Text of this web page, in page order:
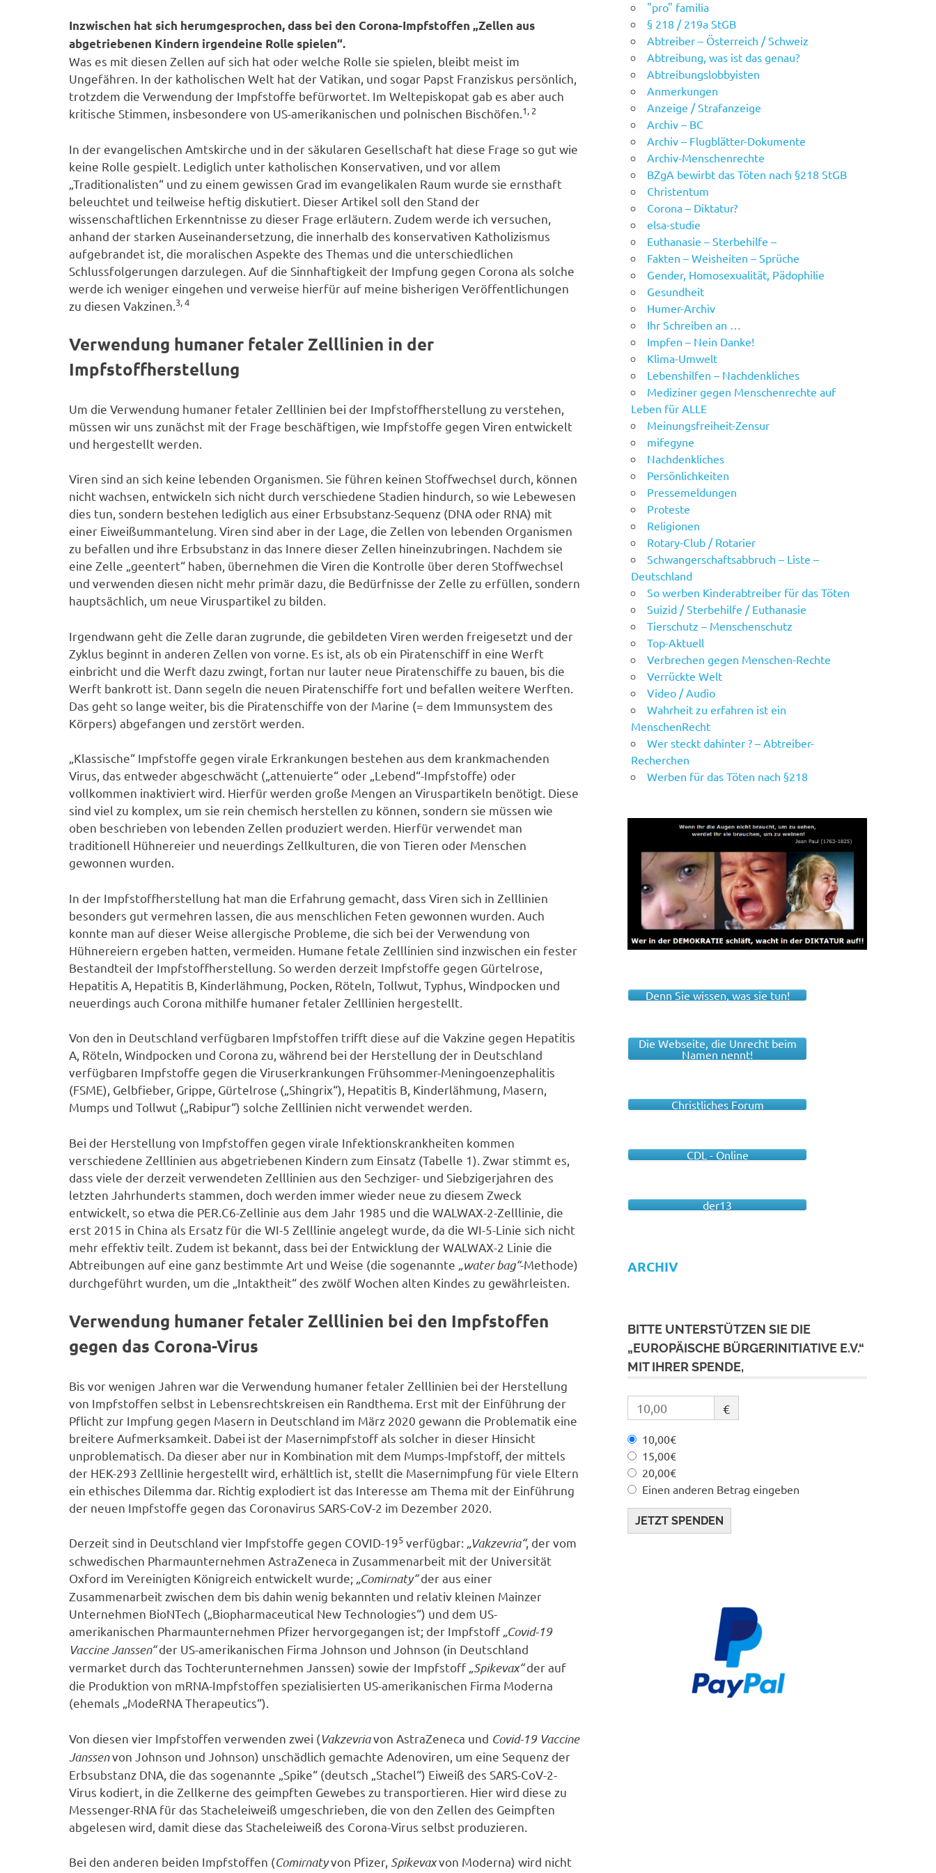
Inzwischen hat sich herumgesprochen, dass bei den Corona-Impfstoffen „Zellen aus
abgetriebenen Kindern irgendeine Rolle spielen“.
Was es mit diesen Zellen auf sich hat oder welche Rolle sie spielen, bleibt meist im
Ungefähren. In der katholischen Welt hat der Vatikan, und sogar Papst Franziskus persönlich,
trotzdem die Verwendung der Impfstoffe befürwortet. Im Weltepiskopat gab es aber auch
kritische Stimmen, insbesondere von US-amerikanischen und polnischen Bischöfen. 1, 2
In der evangelischen Amtskirche und in der säkularen Gesellschaft hat diese Frage so gut wie
keine Rolle gespielt. Lediglich unter katholischen Konservativen, und vor allem
„Traditionalisten“ und zu einem gewissen Grad im evangelikalen Raum wurde sie ernsthaft
beleuchtet und teilweise heftig diskutiert. Dieser Artikel soll den Stand der
wissenschaftlichen Erkenntnisse zu dieser Frage erläutern. Zudem werde ich versuchen,
anhand der starken Auseinandersetzung, die innerhalb des konservativen Katholizismus
aufgebrandet ist, die moralischen Aspekte des Themas und die unterschiedlichen
Schlussfolgerungen darzulegen. Auf die Sinnhaftigkeit der Impfung gegen Corona als solche
werde ich weniger eingehen und verweise hierfür auf meine bisherigen Veröffentlichungen
zu diesen Vakzinen.3, 4
Verwendung humaner fetaler Zelllinien in der
Impfstoffherstellung
Um die Verwendung humaner fetaler Zelllinien bei der Impfstoffherstellung zu verstehen,
müssen wir uns zunächst mit der Frage beschäftigen, wie Impfstoffe gegen Viren entwickelt
und hergestellt werden.
Viren sind an sich keine lebenden Organismen. Sie führen keinen Stoffwechsel durch, können
nicht wachsen, entwickeln sich nicht durch verschiedene Stadien hindurch, so wie Lebewesen
dies tun, sondern bestehen lediglich aus einer Erbsubstanz-Sequenz (DNA oder RNA) mit
einer Eiweißummantelung. Viren sind aber in der Lage, die Zellen von lebenden Organismen
zu befallen und ihre Erbsubstanz in das Innere dieser Zellen hineinzubringen. Nachdem sie
eine Zelle „geentert“ haben, übernehmen die Viren die Kontrolle über deren Stoffwechsel
und verwenden diesen nicht mehr primär dazu, die Bedürfnisse der Zelle zu erfüllen, sondern
hauptsächlich, um neue Viruspartikel zu bilden.
Irgendwann geht die Zelle daran zugrunde, die gebildeten Viren werden freigesetzt und der
Zyklus beginnt in anderen Zellen von vorne. Es ist, als ob ein Piratenschiff in eine Werft
einbricht und die Werft dazu zwingt, fortan nur lauter neue Piratenschiffe zu bauen, bis die
Werft bankrott ist. Dann segeln die neuen Piratenschiffe fort und befallen weitere Werften.
Das geht so lange weiter, bis die Piratenschiffe von der Marine (= dem Immunsystem des
Körpers) abgefangen und zerstört werden.
„Klassische“ Impfstoffe gegen virale Erkrankungen bestehen aus dem krankmachenden
Virus, das entweder abgeschwächt („attenuierte“ oder „Lebend“-Impfstoffe) oder
vollkommen inaktiviert wird. Hierfür werden große Mengen an Viruspartikeln benötigt. Diese
sind viel zu komplex, um sie rein chemisch herstellen zu können, sondern sie müssen wie
oben beschrieben von lebenden Zellen produziert werden. Hierfür verwendet man
traditionell Hühnereier und neuerdings Zellkulturen, die von Tieren oder Menschen
gewonnen wurden.
In der Impfstoffherstellung hat man die Erfahrung gemacht, dass Viren sich in Zelllinien
besonders gut vermehren lassen, die aus menschlichen Feten gewonnen wurden. Auch
konnte man auf dieser Weise allergische Probleme, die sich bei der Verwendung von
Hühnereiern ergeben hatten, vermeiden. Humane fetale Zelllinien sind inzwischen ein fester
Bestandteil der Impfstoffherstellung. So werden derzeit Impfstoffe gegen Gürtelrose,
Hepatitis A, Hepatitis B, Kinderlähmung, Pocken, Röteln, Tollwut, Typhus, Windpocken und
neuerdings auch Corona mithilfe humaner fetaler Zelllinien hergestellt.
Von den in Deutschland verfügbaren Impfstoffen trifft diese auf die Vakzine gegen Hepatitis
A, Röteln, Windpocken und Corona zu, während bei der Herstellung der in Deutschland
verfügbaren Impfstoffe gegen die Viruserkrankungen Frühsommer-Meningoenzephalitis
(FSME), Gelbfieber, Grippe, Gürtelrose („Shingrix“), Hepatitis B, Kinderlähmung, Masern,
Mumps und Tollwut („Rabipur“) solche Zelllinien nicht verwendet werden.
Bei der Herstellung von Impfstoffen gegen virale Infektionskrankheiten kommen
verschiedene Zelllinien aus abgetriebenen Kindern zum Einsatz (Tabelle 1). Zwar stimmt es,
dass viele der derzeit verwendeten Zelllinien aus den Sechziger- und Siebzigerjahren des
letzten Jahrhunderts stammen, doch werden immer wieder neue zu diesem Zweck
entwickelt, so etwa die PER.C6-Zellinie aus dem Jahr 1985 und die WALWAX-2-Zelllinie, die
erst 2015 in China als Ersatz für die WI-5 Zelllinie angelegt wurde, da die WI-5-Linie sich nicht
mehr effektiv teilt. Zudem ist bekannt, dass bei der Entwicklung der WALWAX-2 Linie die
Abtreibungen auf eine ganz bestimmte Art und Weise (die sogenannte „water bag“-Methode)
durchgeführt wurden, um die „Intaktheit“ des zwölf Wochen alten Kindes zu gewährleisten.
Verwendung humaner fetaler Zelllinien bei den Impfstoffen
gegen das Corona-Virus
Bis vor wenigen Jahren war die Verwendung humaner fetaler Zelllinien bei der Herstellung
von Impfstoffen selbst in Lebensrechtskreisen ein Randthema. Erst mit der Einführung der
Pflicht zur Impfung gegen Masern in Deutschland im März 2020 gewann die Problematik eine
breitere Aufmerksamkeit. Dabei ist der Masernimpfstoff als solcher in dieser Hinsicht
unproblematisch. Da dieser aber nur in Kombination mit dem Mumps-Impfstoff, der mittels
der HEK-293 Zelllinie hergestellt wird, erhältlich ist, stellt die Masernimpfung für viele Eltern
ein ethisches Dilemma dar. Richtig explodiert ist das Interesse am Thema mit der Einführung
der neuen Impfstoffe gegen das Coronavirus SARS-CoV-2 im Dezember 2020.
Derzeit sind in Deutschland vier Impfstoffe gegen COVID-195 verfügbar: „Vakzevria“, der vom
schwedischen Pharmaunternehmen AstraZeneca in Zusammenarbeit mit der Universität
Oxford im Vereinigten Königreich entwickelt wurde; „Comirnaty“der aus einer
Zusammenarbeit zwischen dem bis dahin wenig bekannten und relativ kleinen Mainzer
Unternehmen BioNTech („Biopharmaceutical New Technologies“) und dem US-
amerikanischen Pharmaunternehmen Pfizer hervorgegangen ist; der Impfstoff„Covid-19
Vaccine Janssen“der US-amerikanischen Firma Johnson und Johnson (in Deutschland
vermarket durch das Tochterunternehmen Janssen) sowie der Impfstoff„Spikevax“der auf
die Produktion von mRNA-Impfstoffen spezialisierten US-amerikanischen Firma Moderna
(ehemals „ModeRNA Therapeutics“).
Von diesen vier Impfstoffen verwenden zwei (Vakzevriavon AstraZeneca und Covid-19 Vaccine
Janssenvon Johnson und Johnson) unschädlich gemachte Adenoviren, um eine Sequenz der
Erbsubstanz DNA, die das sogenannte „Spike“ (deutsch „Stachel“) Eiweiß des SARS-CoV-2-
Virus kodiert, in die Zellkerne des geimpften Gewebes zu transportieren. Hier wird diese zu
Messenger-RNA für das Stacheleiweiß umgeschrieben, die von den Zellen des Geimpften
abgelesen wird, damit diese das Stacheleiweiß des Corona-Virus selbst produzieren.
Bei den anderen beiden Impfstoffen (Comirnatyvon Pfizer, Spikevaxvon Moderna) wird nicht
"pro" familia
§ 218 / 219a StGB
Abtreiber – Österreich / Schweiz
Abtreibung, was ist das genau?
Abtreibungslobbyisten
Anmerkungen
Anzeige / Strafanzeige
Archiv – BC
Archiv – Flugblätter-Dokumente
Archiv-Menschenrechte
BZgA bewirbt das Töten nach §218 StGB
Christentum
Corona – Diktatur?
elsa-studie
Euthanasie – Sterbehilfe –
Fakten – Weisheiten – Sprüche
Gender, Homosexualität, Pädophilie
Gesundheit
Humer-Archiv
Ihr Schreiben an …
Impfen – Nein Danke!
Klima-Umwelt
Lebenshilfen – Nachdenkliches
Mediziner gegen Menschenrechte auf
Leben für ALLE
Meinungsfreiheit-Zensur
mifegyne
Nachdenkliches
Persönlichkeiten
Pressemeldungen
Proteste
Religionen
Rotary-Club / Rotarier
Schwangerschaftsabbruch – Liste –
Deutschland
So werben Kinderabtreiber für das Töten
Suizid / Sterbehilfe / Euthanasie
Tierschutz – Menschenschutz
Top-Aktuell
Verbrechen gegen Menschen-Rechte
Verrückte Welt
Video / Audio
Wahrheit zu erfahren ist ein
MenschenRecht
Wer steckt dahinter ? – Abtreiber-
Recherchen
Werben für das Töten nach §218
Denn Sie wissen, was sie tun!
Die Webseite, die Unrecht beim
Namen nennt!
Christliches Forum
CDL - Online
der13
ARCHIV
BITTE UNTERSTÜTZEN SIE DIE
„EUROPÄISCHE BÜRGERINITIATIVE E.V.“
MIT IHRER SPENDE,
€
10,00€
15,00€
20,00€
Einen anderen Betrag eingeben
JETZT SPENDEN